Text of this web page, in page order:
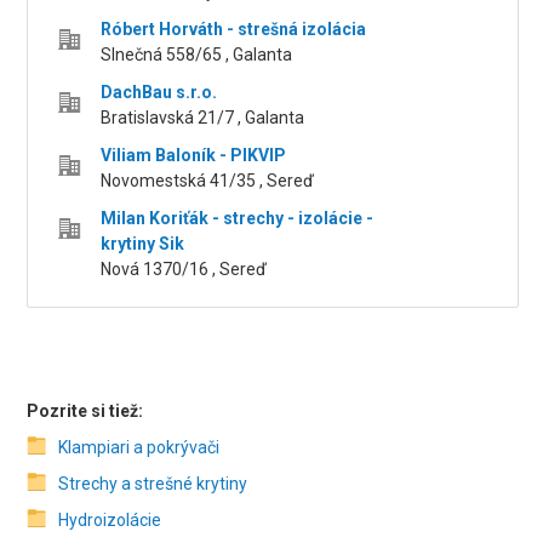
Róbert Horváth - strešná izolácia
Slnečná 558/65 , Galanta
DachBau s.r.o.
Bratislavská 21/7 , Galanta
Viliam Baloník - PIKVIP
Novomestská 41/35 , Sereď
Milan Koriťák - strechy - izolácie -
krytiny Sik
Nová 1370/16 , Sereď
Pozrite si tiež:
Klampiari a pokrývači
Strechy a strešné krytiny
Hydroizolácie